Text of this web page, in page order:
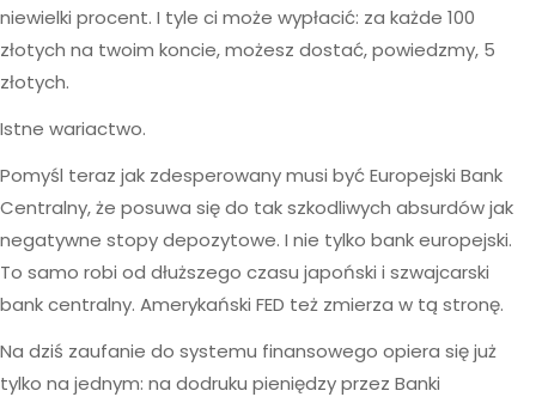
niewielki procent. I tyle ci może wypłacić: za każde 100
złotych na twoim koncie, możesz dostać, powiedzmy, 5
złotych.
Istne wariactwo.
Pomyśl teraz jak zdesperowany musi być Europejski Bank
Centralny, że posuwa się do tak szkodliwych absurdów jak
negatywne stopy depozytowe. I nie tylko bank europejski.
To samo robi od dłuższego czasu japoński i szwajcarski
bank centralny. Amerykański FED też zmierza w tą stronę.
Na dziś zaufanie do systemu finansowego opiera się już
tylko na jednym: na dodruku pieniędzy przez Banki